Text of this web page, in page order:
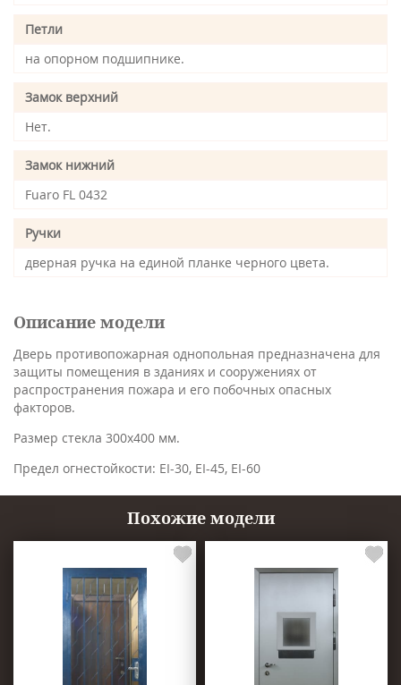
Петли
на опорном подшипнике.
Замок верхний
Нет.
Замок нижний
Fuaro FL 0432
Ручки
дверная ручка на единой планке черного цвета.
Описание модели
Дверь противопожарная однопольная предназначена для
защиты помещения в зданиях и сооружениях от
распространения пожара и его побочных опасных
факторов.
Размер стекла 300х400 мм.
Предел огнестойкости: EI-30, EI-45, EI-60
Похожие модели